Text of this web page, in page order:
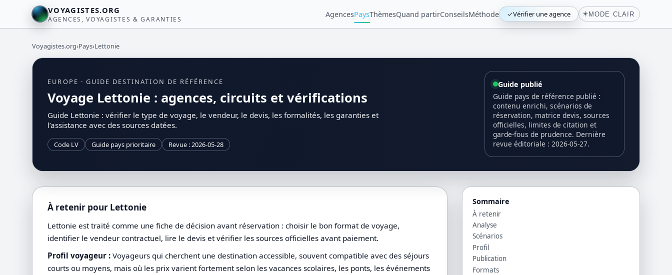
VOYAGISTES.ORG
AGENCES, VOYAGISTES & GARANTIES
AgencesPaysThèmesQuand partirConseilsMéthode ✓Vérifier une agence ☀️MODE CLAIR
Voyagistes.org›Pays›Lettonie
EUROPE · GUIDE DESTINATION DE RÉFÉRENCE
Voyage Lettonie : agences, circuits et vérifications
Guide Lettonie : vérifier le type de voyage, le vendeur, le devis, les formalités, les garanties et
l’assistance avec des sources datées.
Code LV Guide pays prioritaire Revue : 2026-05-28
Guide publié
Guide pays de référence publié :
contenu enrichi, scénarios de
réservation, matrice devis, sources
officielles, limites de citation et
garde-fous de prudence. Dernière
revue éditoriale : 2026-05-27.
À retenir pour Lettonie
Lettonie est traité comme une fiche de décision avant réservation : choisir le bon format de voyage,
identifier le vendeur contractuel, lire le devis et vérifier les sources officielles avant paiement.
Profil voyageur : Voyageurs qui cherchent une destination accessible, souvent compatible avec des séjours
courts ou moyens, mais où les prix varient fortement selon les vacances scolaires, les ponts, les événements
Sommaire
À retenir
Analyse
Scénarios
Profil
Publication
Formats